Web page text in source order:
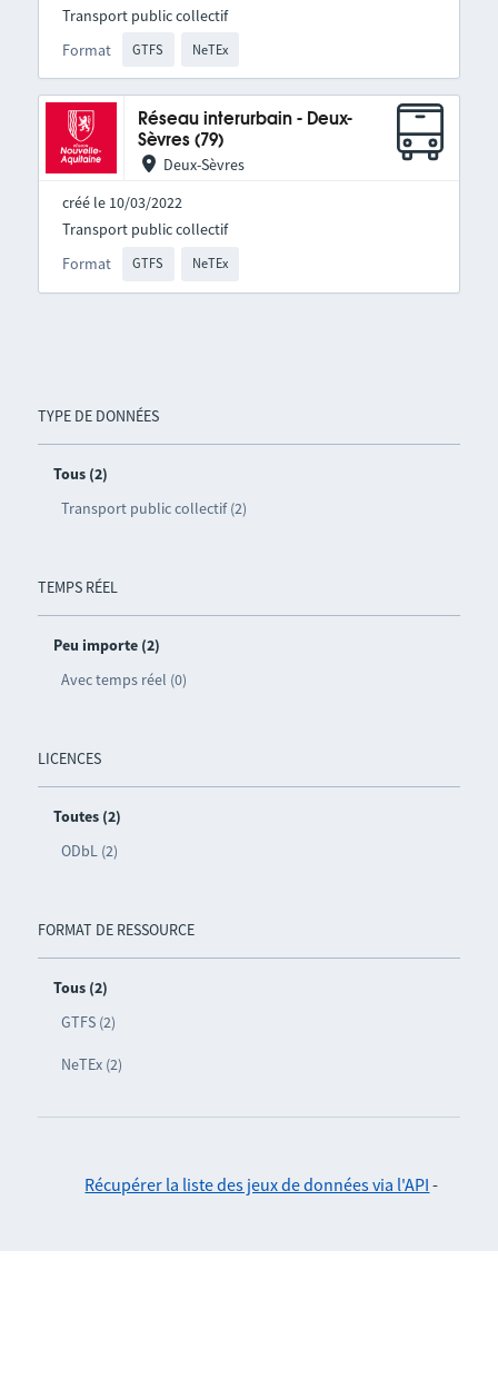
TYPE DE DONNÉES
Tous (2)
Transport public collectif (2)
TEMPS RÉEL
Peu importe (2)
Avec temps réel (0)
LICENCES
Toutes (2)
ODbL (2)
FORMAT DE RESSOURCE
Tous (2)
GTFS (2)
NeTEx (2)
Format GTFS NeTEx
Transport public collectif
Réseau interurbain - Deux-
Sèvres (79)
Deux-Sèvres
créé le 10/03/2022
Format GTFS NeTEx
Transport public collectif
Récupérer la liste des jeux de données via l'API -